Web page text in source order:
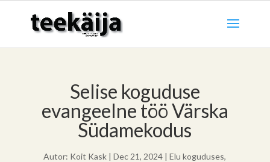
Selise koguduse
evangeelne töö Värska
Südamekodus
Autor: Koit Kask |Dec 21, 2024 |Elu koguduses,